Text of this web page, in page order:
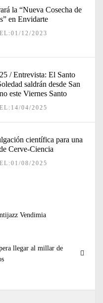
la “Nueva Cosecha de
en Envidarte
12/2023
/ Entrevista: El Santo
saldrán desde San
este Viernes Santo
04/2025
científica para una
Cerve-Ciencia
08/2025
Vendimia
llegar al millar de